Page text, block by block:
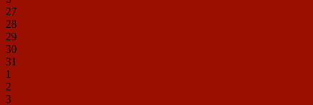
27
28
29
30
31
1
2
3